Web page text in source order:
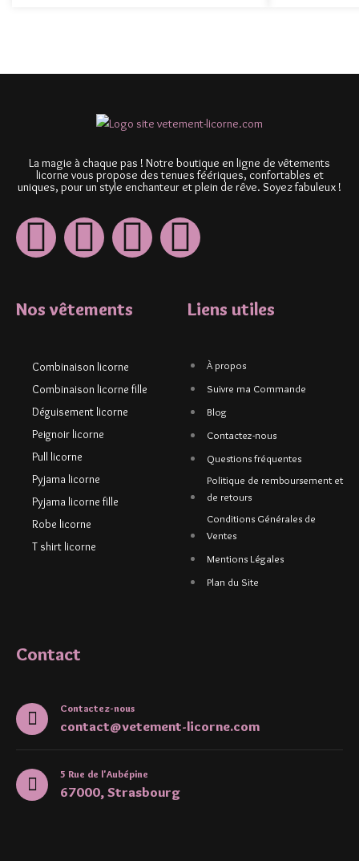
La magie à chaque pas ! Notre boutique en ligne de vêtements
licorne vous propose des tenues féériques, confortables et
uniques, pour un style enchanteur et plein de rêve. Soyez fabuleux !
Nos vêtements
Combinaison licorne
Combinaison licorne fille
Déguisement licorne
Peignoir licorne
Pull licorne
Pyjama licorne
Pyjama licorne fille
Robe licorne
T shirt licorne
Liens utiles
À propos
Suivre ma Commande
Blog
Contactez-nous
Questions fréquentes
Politique de remboursement et
de retours
Conditions Générales de
Ventes
Mentions Légales
Plan du Site
Contact
Contactez-nous
contact@vetement-licorne.com
5 Rue de l'Aubépine
67000, Strasbourg